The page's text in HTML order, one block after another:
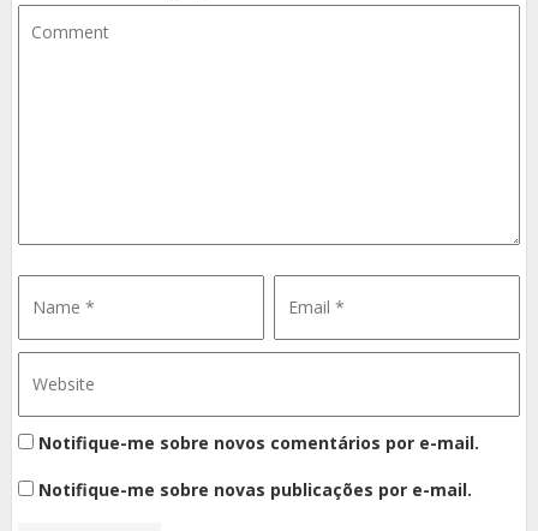
Notifique-me sobre novos comentários por e-mail.
Notifique-me sobre novas publicações por e-mail.